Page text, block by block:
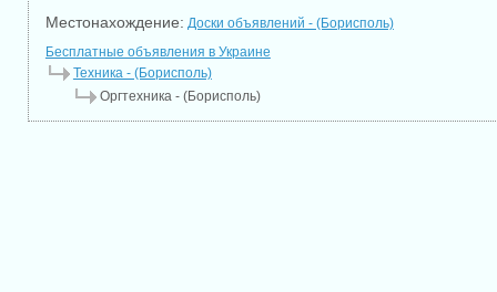
Местонахождение: Доски объявлений - (Борисполь)
Бесплатные объявления в Украине
Техника - (Борисполь)
Оргтехника - (Борисполь)